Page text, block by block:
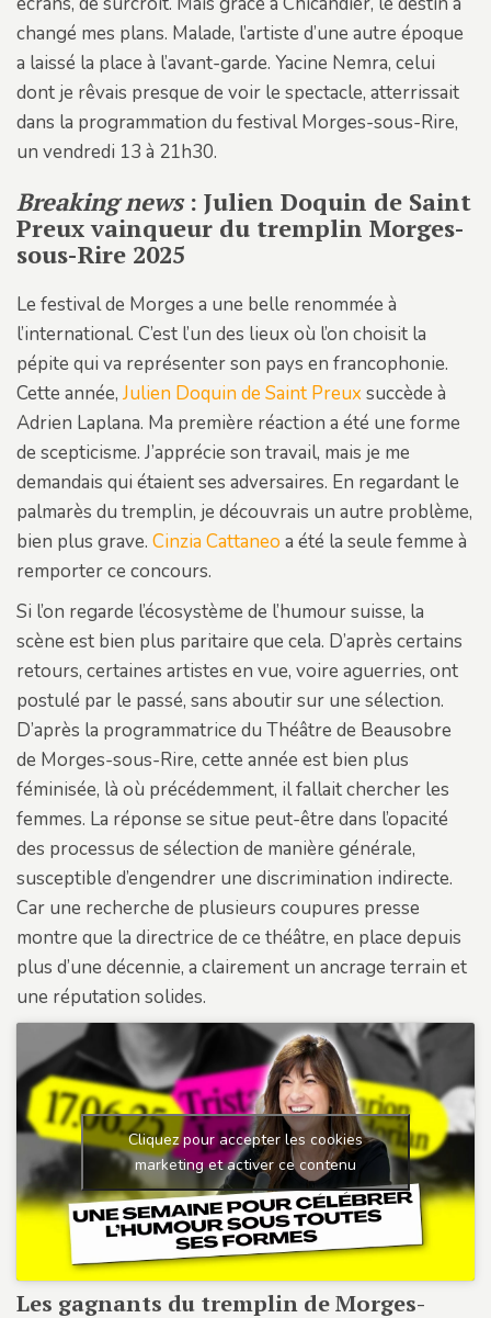
changé mes plans. Malade, l’artiste d’une autre époque
a laissé la place à l’avant-garde. Yacine Nemra, celui
dont je rêvais presque de voir le spectacle, atterrissait
dans la programmation du festival Morges-sous-Rire,
un vendredi 13 à 21h30.
Breaking news: Julien Doquin de Saint
Preux vainqueur du tremplin Morges-
sous-Rire 2025
Le festival de Morges a une belle renommée à
l’international. C’est l’un des lieux où l’on choisit la
pépite qui va représenter son pays en francophonie.
Cette année, Julien Doquin de Saint Preux succède à
Adrien Laplana. Ma première réaction a été une forme
de scepticisme. J’apprécie son travail, mais je me
demandais qui étaient ses adversaires. En regardant le
palmarès du tremplin, je découvrais un autre problème,
bien plus grave. Cinzia Cattaneo a été la seule femme à
remporter ce concours.
Si l’on regarde l’écosystème de l’humour suisse, la
scène est bien plus paritaire que cela. D’après certains
retours, certaines artistes en vue, voire aguerries, ont
postulé par le passé, sans aboutir sur une sélection.
D’après la programmatrice du Théâtre de Beausobre
de Morges-sous-Rire, cette année est bien plus
féminisée, là où précédemment, il fallait chercher les
femmes. La réponse se situe peut-être dans l’opacité
des processus de sélection de manière générale,
susceptible d’engendrer une discrimination indirecte.
Car une recherche de plusieurs coupures presse
montre que la directrice de ce théâtre, en place depuis
plus d’une décennie, a clairement un ancrage terrain et
une réputation solides.
Cliquez pour accepter les cookies
marketing et activer ce contenu
Les gagnants du tremplin de Morges-